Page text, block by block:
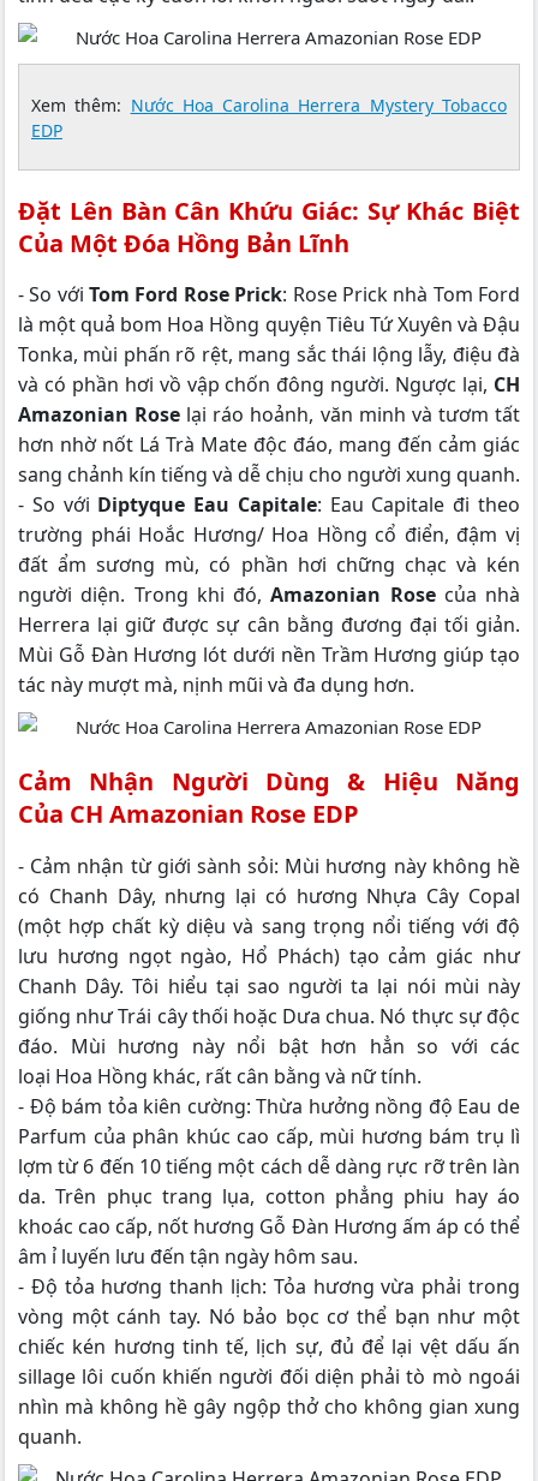
Xem thêm: Nước Hoa Carolina Herrera Mystery Tobacco
EDP
Đặt Lên Bàn Cân Khứu Giác: Sự Khác Biệt
Của Một Đóa Hồng Bản Lĩnh
- So vớiTom Ford Rose Prick: Rose Prick nhà Tom Ford
là một quả bom Hoa Hồng quyện Tiêu Tứ Xuyên và Đậu
Tonka, mùi phấn rõ rệt, mang sắc thái lộng lẫy, điệu đà
và có phần hơi vồ vập chốn đông người. Ngược lại, CH
Amazonian Rose lại ráo hoảnh, văn minh và tươm tất
hơn nhờ nốt Lá Trà Mate độc đáo, mang đến cảm giác
sang chảnh kín tiếng và dễ chịu cho người xung quanh.
- So với Diptyque Eau Capitale: Eau Capitale đi theo
trường phái Hoắc Hương/ Hoa Hồng cổ điển, đậm vị
đất ẩm sương mù, có phần hơi chững chạc và kén
người diện. Trong khi đó,Amazonian Rosecủa nhà
Herrera lại giữ được sự cân bằng đương đại tối giản.
Mùi Gỗ Đàn Hương lót dưới nền Trầm Hương giúp tạo
tác này mượt mà, nịnh mũi và đa dụng hơn.
Cảm Nhận Người Dùng & Hiệu Năng
Của CH Amazonian Rose EDP
- Cảm nhận từ giới sành sỏi: Mùi hương này không hề
có Chanh Dây, nhưng lại có hương Nhựa Cây Copal
(một hợp chất kỳ diệu và sang trọng nổi tiếng với độ
lưu hương ngọt ngào, Hổ Phách) tạo cảm giác như
Chanh Dây. Tôi hiểu tại sao người ta lại nói mùi này
giống như Trái cây thối hoặc Dưa chua. Nó thực sự độc
đáo. Mùi hương này nổi bật hơn hẳn so với các
loại Hoa Hồng khác, rất cân bằng và nữ tính.
- Độ bám tỏa kiên cường: Thừa hưởng nồng độ Eau de
Parfum của phân khúc cao cấp, mùi hương bám trụ lì
lợm từ 6 đến 10 tiếng một cách dễ dàng rực rỡ trên làn
da. Trên phục trang lụa, cotton phẳng phiu hay áo
khoác cao cấp, nốt hương Gỗ Đàn Hương ấm áp có thể
âm ỉ luyến lưu đến tận ngày hôm sau.
- Độ tỏa hương thanh lịch: Tỏa hương vừa phải trong
vòng một cánh tay. Nó bảo bọc cơ thể bạn như một
chiếc kén hương tinh tế, lịch sự, đủ để lại vệt dấu ấn
sillage lôi cuốn khiến người đối diện phải tò mò ngoái
nhìn mà không hề gây ngộp thở cho không gian xung
quanh.